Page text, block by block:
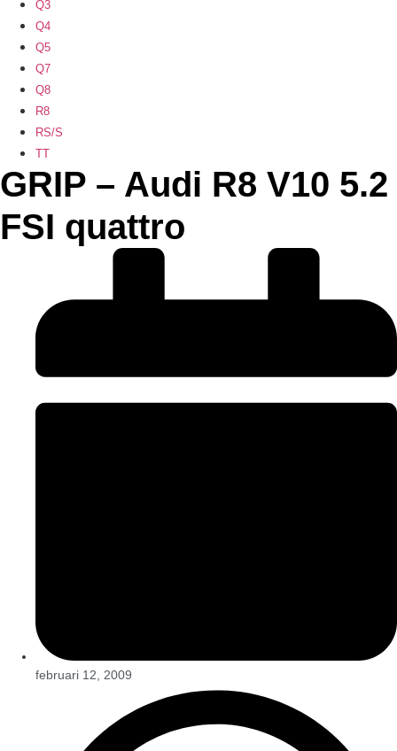
Q3
Q4
Q5
Q7
Q8
R8
RS/S
TT
GRIP – Audi R8 V10 5.2
FSI quattro
februari 12, 2009